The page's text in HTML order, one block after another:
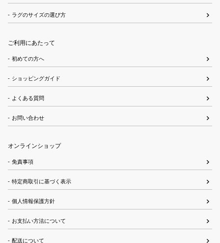
ラグのサイズの選び方
ご利用にあたって
初めての方へ
ショッピングガイド
よくある質問
お問い合わせ
オンラインショップ
免責事項
特定商取引に基づく表示
個人情報保護方針
お支払い方法について
配送について